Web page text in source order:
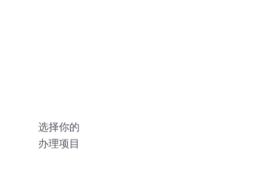
选择你的
办理项目